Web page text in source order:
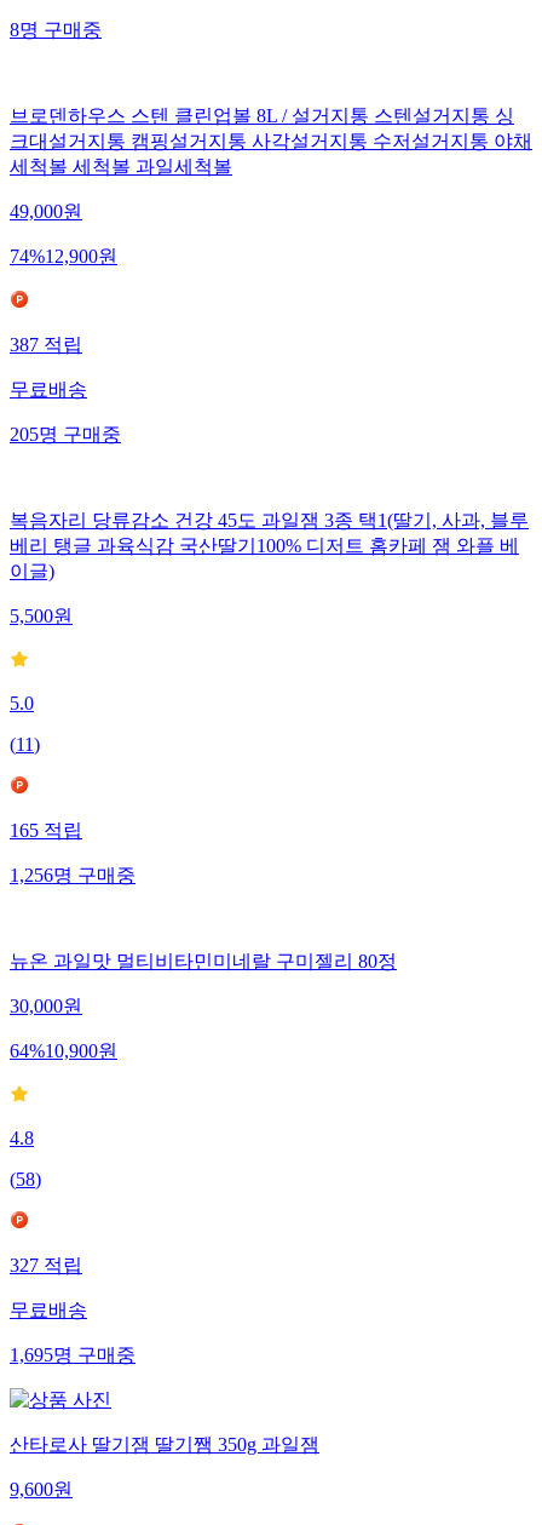
8명 구매중
브로덴하우스 스텐 클린업볼 8L / 설거지통 스텐설거지통 싱
크대설거지통 캠핑설거지통 사각설거지통 수저설거지통 야채
세척볼 세척볼 과일세척볼
49,000원
74%12,900원
387적립
무료배송
205명구매중
복음자리 당류감소 건강 45도 과일잼 3종 택1(딸기, 사과, 블루
베리 탱글 과육식감 국산딸기100% 디저트 홈카페 잼 와플 베
이글)
5,500원
5.0
(11)
165적립
1,256명구매중
뉴온 과일맛 멀티비타민미네랄 구미젤리 80정
30,000원
64%10,900원
4.8
(58)
327적립
무료배송
1,695명구매중
산타로사 딸기잼 딸기쨈 350g 과일잼
9,600원